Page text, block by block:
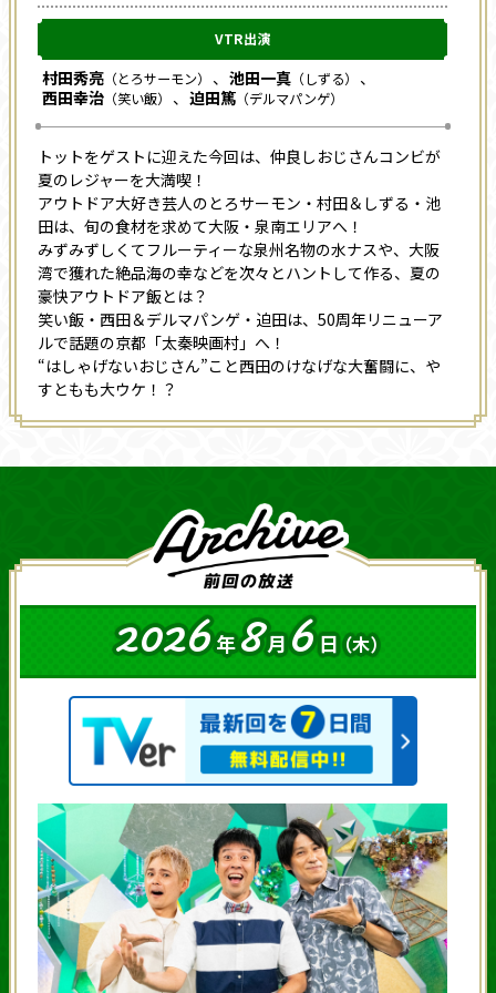
VTR出演
村田秀亮（とろサーモン） 池田一真（しずる）
西田幸治（笑い飯） 迫田篤（デルマパンゲ）
トットをゲストに迎えた今回は、仲良しおじさんコンビが
夏のレジャーを大満喫！
アウトドア大好き芸人のとろサーモン・村田＆しずる・池
田は、旬の食材を求めて大阪・泉南エリアへ！
みずみずしくてフルーティーな泉州名物の水ナスや、大阪
湾で獲れた絶品海の幸などを次々とハントして作る、夏の
豪快アウトドア飯とは？
笑い飯・西田＆デルマパンゲ・迫田は、50周年リニューア
ルで話題の京都「太秦映画村」へ！
“はしゃげないおじさん”こと西田のけなげな大奮闘に、や
すともも大ウケ！？
2026年8月6日（木）